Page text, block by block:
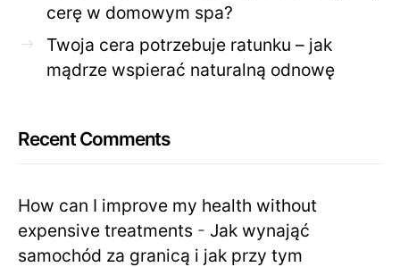
cerę w domowym spa?
Twoja cera potrzebuje ratunku – jak
mądrze wspierać naturalną odnowę
Recent Comments
How can I improve my health without
expensive treatments - Jak wynająć
samochód za granicą i jak przy tym